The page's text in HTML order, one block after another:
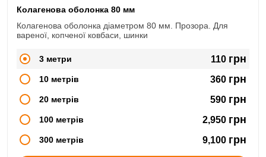
Колагенова оболонка 80 мм
Колагенова оболонка діаметром 80 мм. Прозора. Для
вареної, копченої ковбаси, шинки
3 метри 110 грн
10 метрів 360 грн
20 метрів 590 грн
100 метрів 2,950 грн
300 метрів 9,100 грн